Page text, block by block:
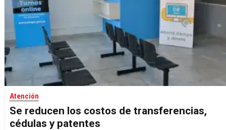
Atención
Se reducen los costos de transferencias,
cédulas y patentes